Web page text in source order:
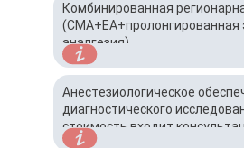
Комбинированная
(СМА+ЕА+пролонгированная
аналгезия)
Анестезиологическое
диагностического
стоимость входит
анестезиолога)